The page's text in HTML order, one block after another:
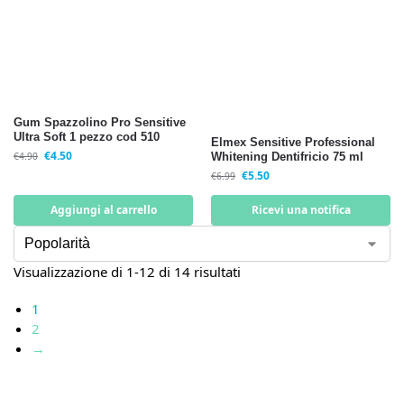
Gum Spazzolino Pro Sensitive
Ultra Soft 1 pezzo cod 510
€4.90 €4.50
Aggiungi al carrello
Elmex Sensitive Professional
Whitening Dentifricio 75 ml
€6.99 €5.50
Ricevi una notifica
Visualizzazione di 1-12 di 14 risultati
1
2
→